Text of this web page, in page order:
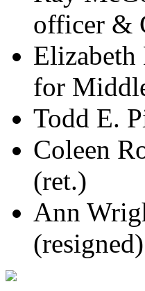
officer &
for
Todd E.
Coleen
(ret.)
Ann
(resigned)